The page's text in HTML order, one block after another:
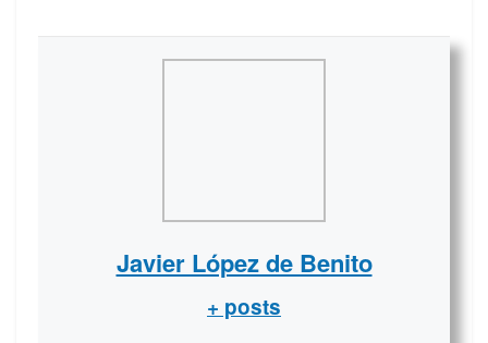
Javier López de Benito
+ posts